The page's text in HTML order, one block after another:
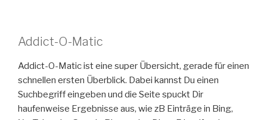
Addict-O-Matic
Addict-O-Matic ist eine super Übersicht, gerade für einen
schnellen ersten Überblick. Dabei kannst Du einen
Suchbegriff eingeben und die Seite spuckt Dir
haufenweise Ergebnisse aus, wie zB Einträge in Bing,